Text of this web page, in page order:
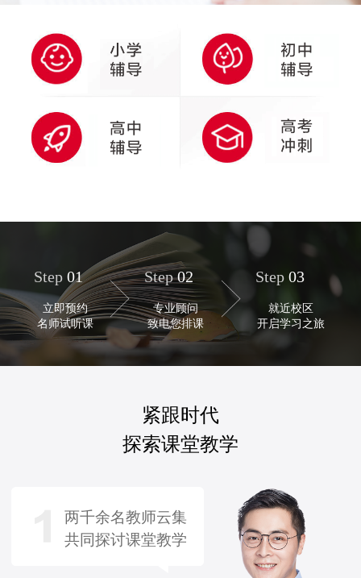
Step 01
立即预约
名师试听课
Step02
专业顾问
致电您排课
Step 03
就近校区
开启学习之旅
紧跟时代
探索课堂教学
两千余名教师云集
共同探讨课堂教学